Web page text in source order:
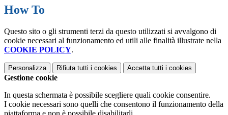
How To
Questo sito o gli strumenti terzi da questo utilizzati si avvalgono di
cookie necessari al funzionamento ed utili alle finalità illustrate nella
COOKIE POLICY.
Personalizza Rifiuta tutti i cookies Accetta tutti i cookies
Gestione cookie
In questa schermata è possibile scegliere quali cookie consentire.
I cookie necessari sono quelli che consentono il funzionamento della